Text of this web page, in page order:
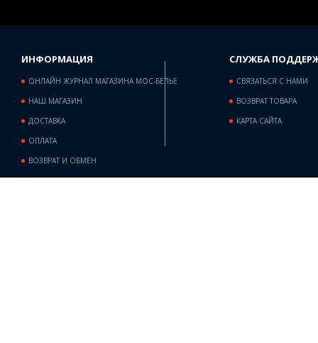
ИНФОРМАЦИЯ
ОНЛАЙН ЖУРНАЛ МАГАЗИНА МОС-БЕЛЬЕ
НАШ МАГАЗИН
ДОСТАВКА
ОПЛАТА
ВОЗВРАТ И ОБМЕН
СЛУЖБА
СВЯЗАТЬСЯ С НАМИ
ВОЗВРАТ ТОВАРА
КАРТА САЙТА